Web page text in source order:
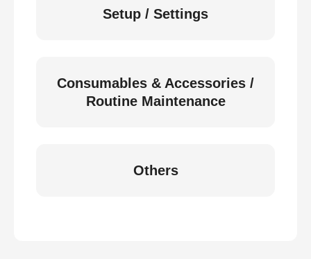
Setup / Settings
Consumables & Accessories /
Routine Maintenance
Others